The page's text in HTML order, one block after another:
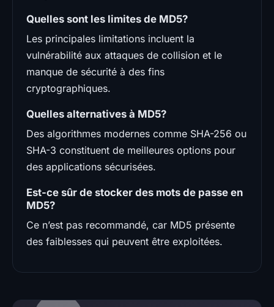
Quelles sont les limites de MD5?
Les principales limitations incluent la
vulnérabilité aux attaques de collision et le
manque de sécurité à des fins
cryptographiques.
Quelles alternatives à MD5?
Des algorithmes modernes comme SHA-256 ou
SHA-3 constituent de meilleures options pour
des applications sécurisées.
Est-ce sûr de stocker des mots de passe en
MD5?
Ce n’est pas recommandé, car MD5 présente
des faiblesses qui peuvent être exploitées.